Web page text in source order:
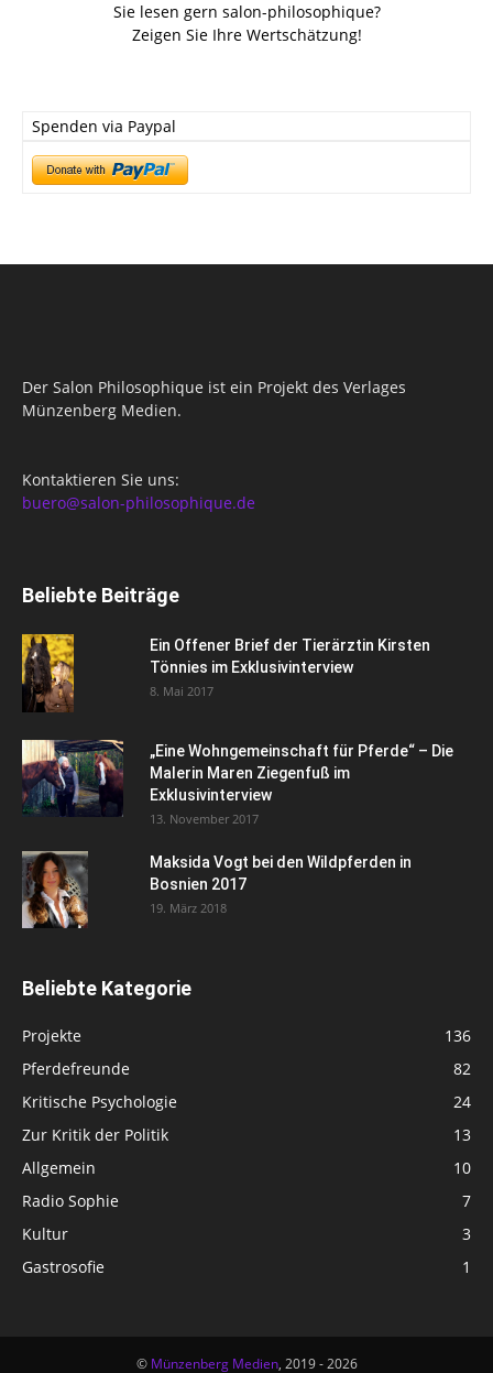
Sie lesen gern salon-philosophique?
Zeigen Sie Ihre Wertschätzung!
Spenden via Paypal
Der Salon Philosophique ist ein Projekt des Verlages
Münzenberg Medien.
Kontaktieren Sie uns:
buero@salon-philosophique.de
Beliebte Beiträge
Ein Offener Brief der Tierärztin Kirsten
Tönnies im Exklusivinterview
8. Mai 2017
„Eine Wohngemeinschaft für Pferde“ – Die
Malerin Maren Ziegenfuß im
Exklusivinterview
13. November 2017
Maksida Vogt bei den Wildpferden in
Bosnien 2017
19. März 2018
Beliebte Kategorie
Projekte
136
Pferdefreunde
82
Kritische Psychologie
24
Zur Kritik der Politik
13
Allgemein
10
Radio Sophie
7
Kultur
3
Gastrosofie
1
© Münzenberg Medien, 2019 - 2026